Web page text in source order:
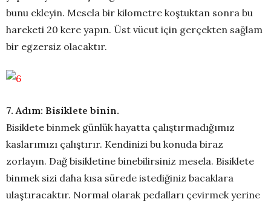
bunu ekleyin. Mesela bir kilometre koştuktan sonra bu
hareketi 20 kere yapın. Üst vücut için gerçekten sağlam
bir egzersiz olacaktır.
7. Adım: Bisiklete binin.
Bisiklete binmek günlük hayatta çalıştırmadığımız
kaslarımızı çalıştırır. Kendinizi bu konuda biraz
zorlayın. Dağ bisikletine binebilirsiniz mesela. Bisiklete
binmek sizi daha kısa sürede istediğiniz bacaklara
ulaştıracaktır. Normal olarak pedalları çevirmek yerine